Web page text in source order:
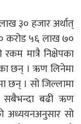
३० हजार अर्थात्
करोड ५६ लाख ७०
मात्रै निक्षेपका
छन् । ऋण लिनेमा
छन् । सो जिल्लामा
सबैभन्दा बढी ऋण
अध्ययनअनुसार सो